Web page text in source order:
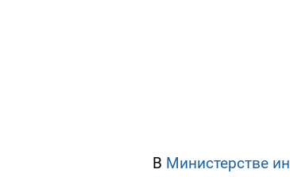
В Министерстве